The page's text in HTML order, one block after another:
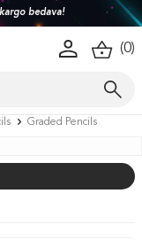
bedava!
(0)
Graded Pencils